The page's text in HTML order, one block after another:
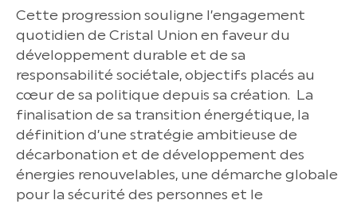
Cette progression souligne l’engagement
quotidien de Cristal Union en faveur du
développement durable et de sa
responsabilité sociétale, objectifs placés au
cœur de sa politique depuis sa création. La
finalisation de sa transition énergétique, la
définition d’une stratégie ambitieuse de
décarbonation et de développement des
énergies renouvelables, une démarche globale
pour la sécurité des personnes et le